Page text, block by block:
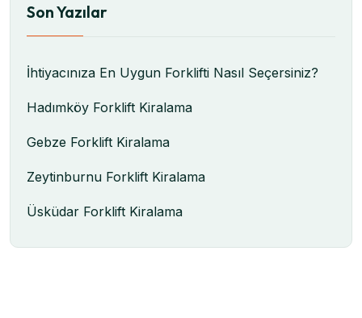
Son Yazılar
İhtiyacınıza En Uygun Forklifti Nasıl Seçersiniz?
Hadımköy Forklift Kiralama
Gebze Forklift Kiralama
Zeytinburnu Forklift Kiralama
Üsküdar Forklift Kiralama